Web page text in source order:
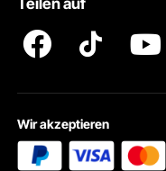
Wir akzeptieren